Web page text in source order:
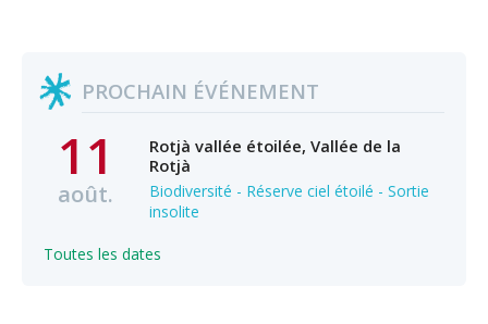
PROCHAIN ÉVÉNEMENT
11
août.
Rotjà vallée étoilée, Vallée de la
Rotjà
Biodiversité - Réserve ciel étoilé - Sortie
insolite
Toutes les dates